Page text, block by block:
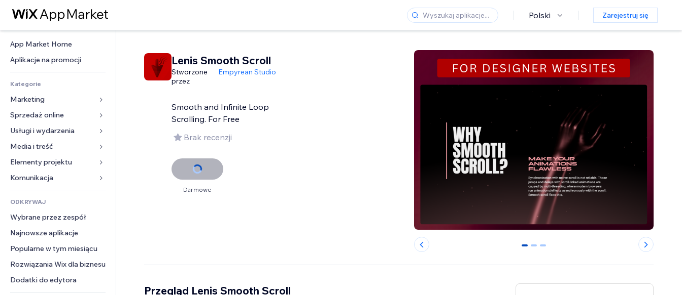
Polski Zarejestruj się
App Market Home
Aplikacje na promocji
Kategorie
Marketing
Reklamy
Smartfon
Analityka
Listy witryn
E-mail
Sprzedaż online
Aplikacje do sklepów
Wysyłka i dostawa
Przyciski sprzedaży
Rachunkowość
Kupony i lojalność
Rozwiązania dla
magazynowania
Dropshipping
Ceny i subskrypcja
Crowdfunding
Żywność i napoje
Usługi i wydarzenia
Hotele
Wydarzenia
Restauracje
Nieruchomości
Rezerwacje
Media i treść
Galeria
Muzyka
Podkasty
Fotografia
Film
PDF
Udostępnianie plików
Wiadomości
Elementy projektu
Mapy i nawigacja
Prywatność i bezpieczeństwo
Zegar
Szablony stron
Efekty obrazu
Przyciski i menu
Banery i odznaki
Kalkulatory
Szukaj
Formularze
Ankiety
Czat
Komentarze
Telefon
Społeczność
Opinie i polecenia
ODKRYWAJ
Wybrane przez zespół
Najnowsze aplikacje
Popularne w tym miesiącu
Rozwiązania Wix dla biznesu
Dodatki do edytora
Lenis Smooth Scroll
Stworzone
przez
Empyrean Studio
Smooth and Infinite Loop
Scrolling. For Free
Brak recenzji
Darmowe
0 1 2
Przegląd Lenis Smooth Scroll